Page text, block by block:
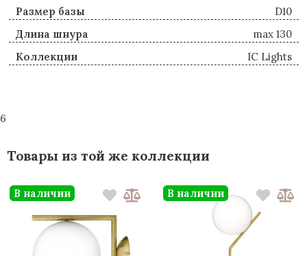
Размер базы
D10
Длина шнура
max 130
Коллекции
IC Lights
6
Товары из той же коллекции
В наличии В наличии